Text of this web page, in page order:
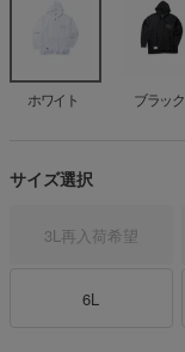
ホワイト ブラック
サイズ選択
3L再入荷希望
6L